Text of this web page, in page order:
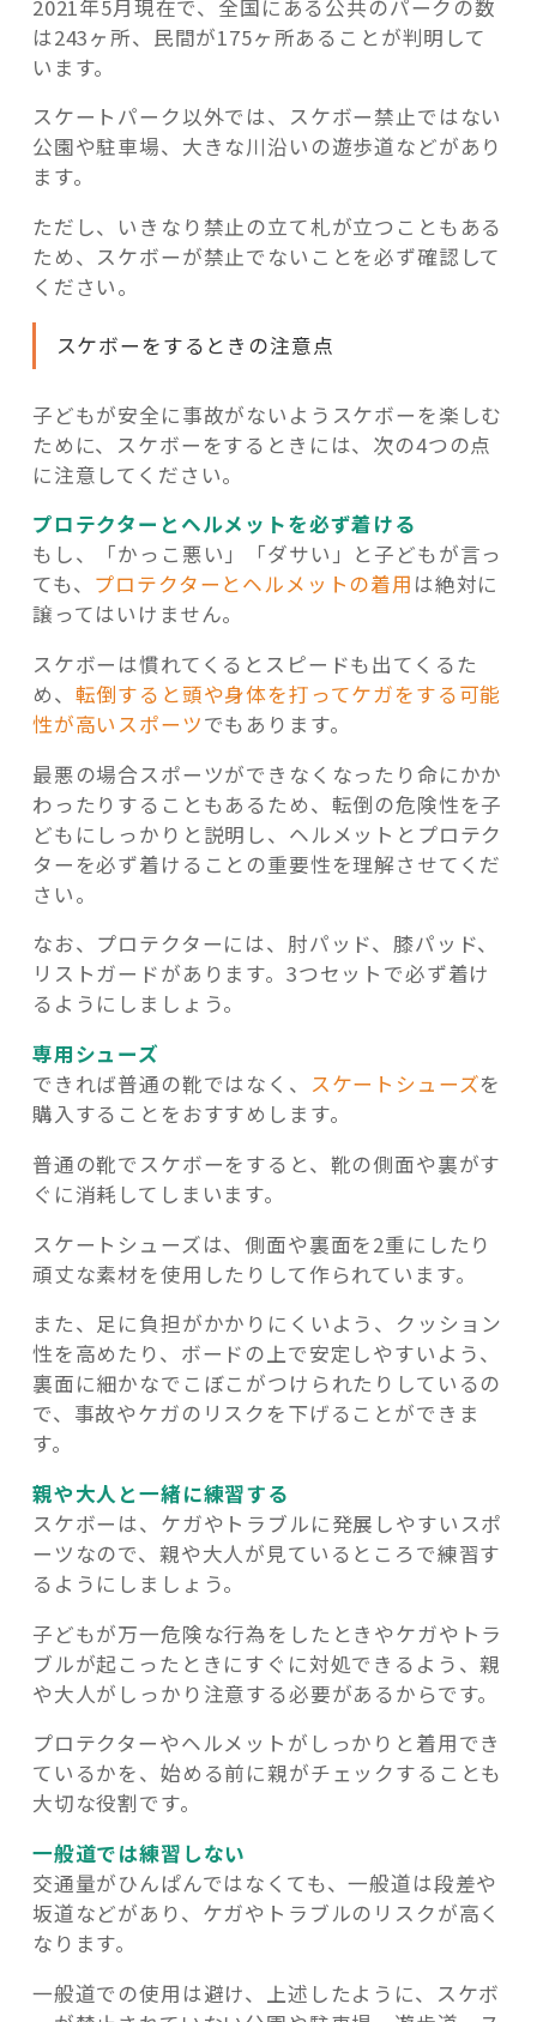
2021年5月現在で、全国にある公共のパークの数
は243ヶ所、民間が175ヶ所あることが判明して
います。
スケートパーク以外では、スケボー禁止ではない
公園や駐車場、大きな川沿いの遊歩道などがあり
ます。
ただし、いきなり禁止の立て札が立つこともある
ため、スケボーが禁止でないことを必ず確認して
ください。
スケボーをするときの注意点
子どもが安全に事故がないようスケボーを楽しむ
ために、スケボーをするときには、次の4つの点
に注意してください。
プロテクターとヘルメットを必ず着ける
もし、「かっこ悪い」「ダサい」と子どもが言っ
ても、 プロテクターとヘルメットの着用 は絶対に
譲ってはいけません。
スケボーは慣れてくるとスピードも出てくるた
め、 転倒すると頭や身体を打ってケガをする可能
性が高いスポーツでもあります。
最悪の場合スポーツができなくなったり命にかか
わったりすることもあるため、転倒の危険性を子
どもにしっかりと説明し、ヘルメットとプロテク
ターを必ず着けることの重要性を理解させてくだ
さい。
なお、プロテクターには、肘パッド、膝パッド、
リストガードがあります。3つセットで必ず着け
るようにしましょう。
専用シューズ
できれば普通の靴ではなく、 スケートシューズを
購入することをおすすめします。
普通の靴でスケボーをすると、靴の側面や裏がす
ぐに消耗してしまいます。
スケートシューズは、側面や裏面を2重にしたり
頑丈な素材を使用したりして作られています。
また、足に負担がかかりにくいよう、クッション
性を高めたり、ボードの上で安定しやすいよう、
裏面に細かなでこぼこがつけられたりしているの
で、事故やケガのリスクを下げることができま
す。
親や大人と一緒に練習する
スケボーは、ケガやトラブルに発展しやすいスポ
ーツなので、親や大人が見ているところで練習す
るようにしましょう。
子どもが万一危険な行為をしたときやケガやトラ
ブルが起こったときにすぐに対処できるよう、親
や大人がしっかり注意する必要があるからです。
プロテクターやヘルメットがしっかりと着用でき
ているかを、始める前に親がチェックすることも
大切な役割です。
一般道では練習しない
交通量がひんぱんではなくても、一般道は段差や
坂道などがあり、ケガやトラブルのリスクが高く
なります。
一般道での使用は避け、上述したように、スケボ